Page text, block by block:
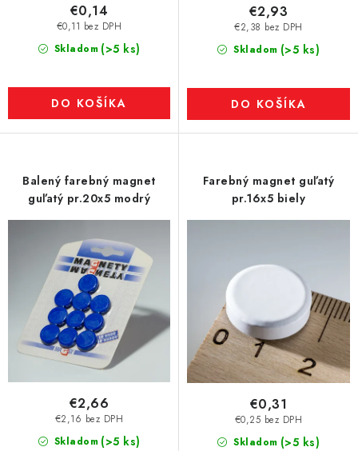
Skladom (>5 ks)
€0,11 bez DPH
€0,14
DO KOŠÍKA
Skladom (>5 ks)
€2,38 bez DPH
€2,93
DO KOŠÍKA
Balený farebný magnet
guľatý pr.20x5 modrý
Skladom (>5 ks)
€2,16 bez DPH
€2,66
Farebný magnet guľatý
pr.16x5 biely
Skladom (>5 ks)
€0,25 bez DPH
€0,31